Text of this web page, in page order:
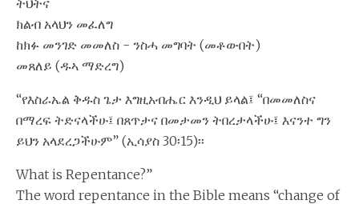
ትህትና
ክልብ አላህን መፈለግ
ከክፉ መንገድ መመለስ - ንስሓ መግባት (መቶውበት)
መጸለይ (ዱኣ ማድረግ)
“የእስራኤል ቅዱስ ጌታ እግዚአብሔር እንዲህ ይላል፤ “በመመለስና
በማረፍ ትድናላችሁ፤ በጸጥታና በመታመን ትበረታላችሁ፤ እናንተ ግን
ይህን አላደረጋችሁም” (ኢሳያስ 30፡15)፡፡
What is Repentance?”
The word repentance in the Bible means “change of